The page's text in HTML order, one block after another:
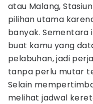
atau Malang,
pilihan utama
banyak. Sementara
buat kamu yang
pelabuhan, jadi
tanpa perlu mutar
Selain
melihat jadwal